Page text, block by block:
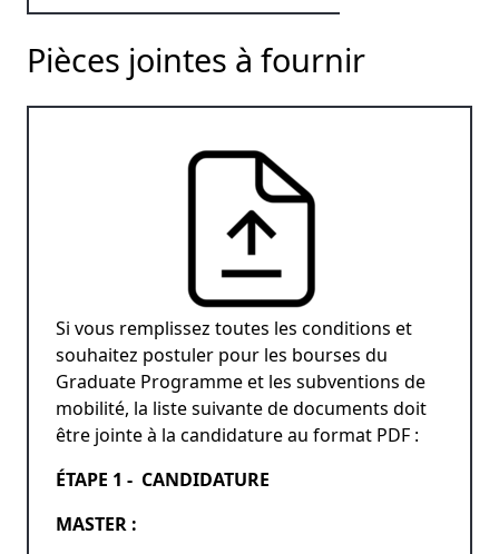
Pièces jointes à fournir
Si vous remplissez toutes les conditions et
souhaitez postuler pour les bourses du
Graduate Programme et les subventions de
mobilité, la liste suivante de documents doit
être jointe à la candidature au format PDF :
ÉTAPE 1 - CANDIDATURE
MASTER :